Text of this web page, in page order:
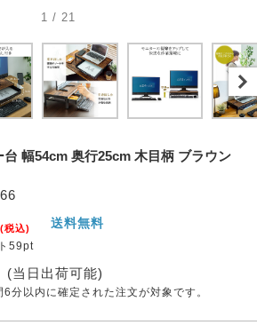
1 / 21
幅54cm 奥行25cm 木目柄 ブラウン
(税込)
59pt
送料無料
(当日出荷可能)
6分 以内に確定された注文が対象です。